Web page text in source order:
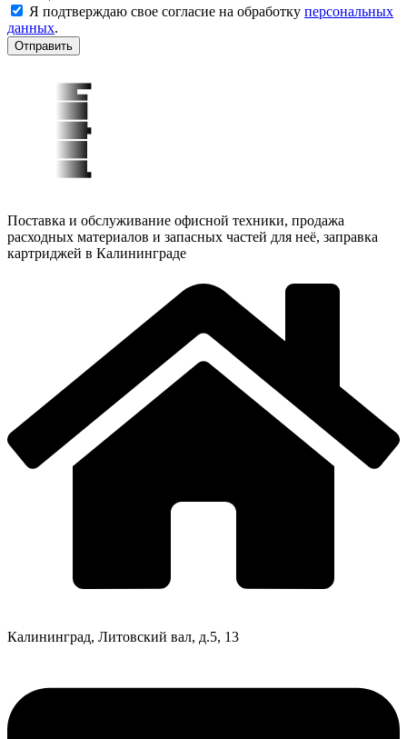
Я подтверждаю свое согласие на обработку персональных
данных.
Отправить
Поставка и обслуживание офисной техники, продажа
расходных материалов и запасных частей для неё, заправка
картриджей в Калининграде
Калининград, Литовский вал, д.5, 13